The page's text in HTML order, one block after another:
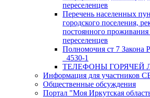
переселенцев
Перечень населенных
городского поселения,
постоянного
переселенцев
Полномочия ст 7 Закона
_4530-1
ТЕЛЕФОНЫ ГОРЯЧЕЙ
Информация для участников
Общественные обсуждения
Портал "Моя Иркутская